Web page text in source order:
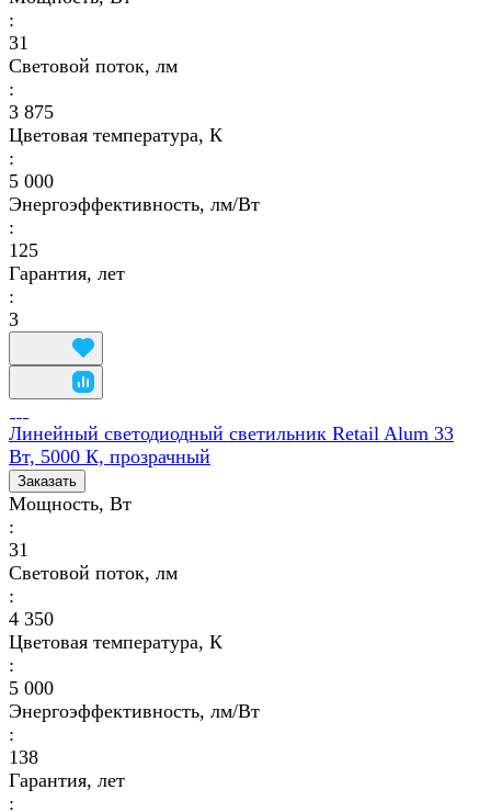
:
31
Световой поток, лм
:
3 875
Цветовая температура, К
:
5 000
Энергоэффективность, лм/Вт
:
125
Гарантия, лет
:
3
Линейный светодиодный светильник Retail Alum 33
Вт, 5000 К, прозрачный
Заказать
Мощность, Вт
:
31
Световой поток, лм
:
4 350
Цветовая температура, К
:
5 000
Энергоэффективность, лм/Вт
:
138
Гарантия, лет
: